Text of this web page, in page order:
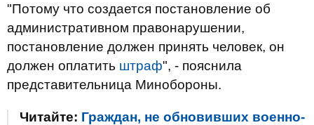
"Потому что создается постановление об
административном правонарушении,
постановление должен принять человек, он
должен оплатить штраф", - пояснила
представительница Минобороны.
Читайте: Граждан, не обновивших военно-